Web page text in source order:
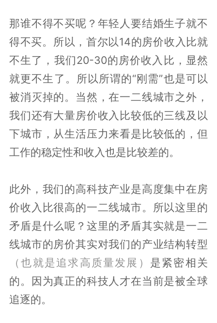
那谁不得不买呢？年轻人要结婚生子就不
得不买。所以，首尔以14的房价收入比就
不生了，我们20-30的房价收入比，显然
就更不生了。所以所谓的“刚需”也是可以
被消灭掉的。当然，在一二线城市之外，
我们还有大量房价收入比较低的三线及以
下城市，从生活压力来看是比较低的，但
工作的稳定性和收入也是比较差的。
此外，我们的高科技产业是高度集中在房
价收入比很高的一二线城市。所以这里的
矛盾是什么呢？这里的矛盾其实就是一二
线城市的房价其实对我们的产业结构转型
（也就是追求高质量发展） 是紧密相关
的。因为真正的科技人才在当前是被全球
追逐的。